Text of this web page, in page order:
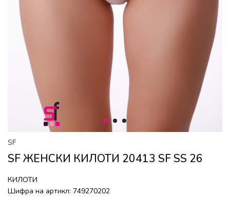
1 2 3
SF
SF ЖЕНСКИ КИЛОТИ 20413 SF SS 26
КИЛОТИ
Шифра на артикл: 749270202